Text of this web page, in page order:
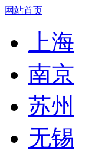
网站首页
上海
南京
苏州
无锡